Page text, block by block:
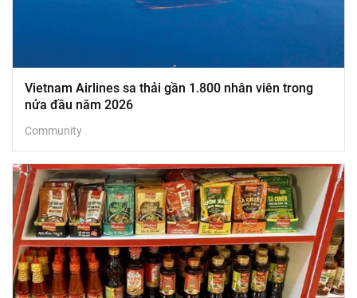
Vietnam Airlines sa thải gần 1.800 nhân viên trong
nửa đầu năm 2026
Community